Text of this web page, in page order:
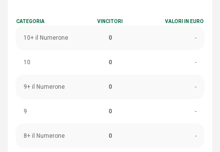
CATEGORIA VINCITORI VALORI IN EURO
10+ il Numerone 0 -
10 0 -
9+ il Numerone 0 -
9 0 -
8+ il Numerone 0 -